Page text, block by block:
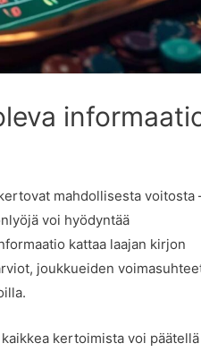
mahdollisesta voitosta
voi hyödyntää
kattaa laajan kirjon
joukkueiden
kertoimista voi